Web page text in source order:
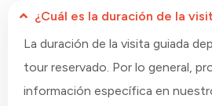
¿Cuál es la duración de la
La duración de la visita guiada
tour reservado. Por lo general,
información específica en